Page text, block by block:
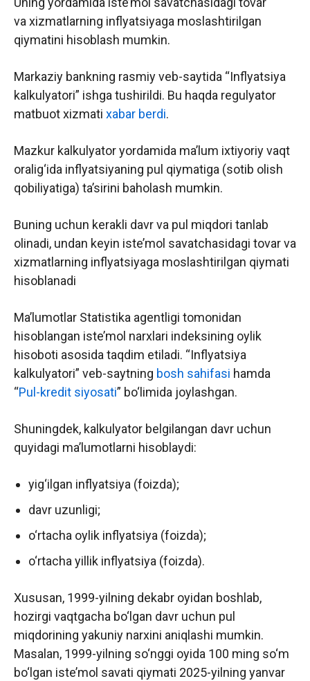
va xizmatlarning inflyatsiyaga moslashtirilgan
qiymatini hisoblash mumkin.
Markaziy bankning rasmiy veb-saytida “Inflyatsiya
kalkulyatori” ishga tushirildi. Bu haqda regulyator
matbuot xizmati xabar berdi.
Mazkur kalkulyator yordamida ma’lum ixtiyoriy vaqt
oralig‘ida inflyatsiyaning pul qiymatiga (sotib olish
qobiliyatiga) ta’sirini baholash mumkin.
Buning uchun kerakli davr va pul miqdori tanlab
olinadi, undan keyin iste’mol savatchasidagi tovar va
xizmatlarning inflyatsiyaga moslashtirilgan qiymati
hisoblanadi
Ma’lumotlar Statistika agentligi tomonidan
hisoblangan iste’mol narxlari indeksining oylik
hisoboti asosida taqdim etiladi. “Inflyatsiya
kalkulyatori” veb-saytning bosh sahifasi hamda
“Pul-kredit siyosati” bo‘limida joylashgan.
Shuningdek, kalkulyator belgilangan davr uchun
quyidagi ma’lumotlarni hisoblaydi:
yig‘ilgan inflyatsiya (foizda);
davr uzunligi;
o‘rtacha oylik inflyatsiya (foizda);
o‘rtacha yillik inflyatsiya (foizda).
Xususan, 1999-yilning dekabr oyidan boshlab,
hozirgi vaqtgacha bo‘lgan davr uchun pul
miqdorining yakuniy narxini aniqlashi mumkin.
Masalan, 1999-yilning so‘nggi oyida 100 ming so‘m
bo‘lgan iste’mol savati qiymati 2025-yilning yanvar